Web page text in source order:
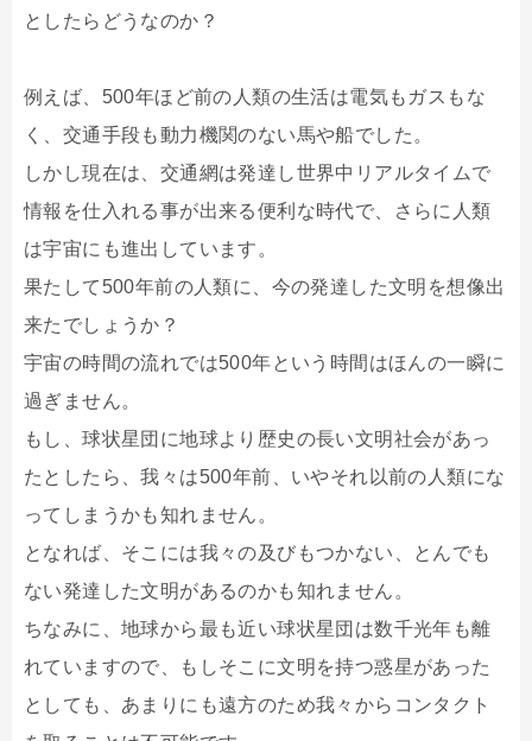
としたらどうなのか？
例えば、500年ほど前の人類の生活は電気もガスもな
く、交通手段も動力機関のない馬や船でした。
しかし現在は、交通網は発達し世界中リアルタイムで
情報を仕入れる事が出来る便利な時代で、さらに人類
は宇宙にも進出しています。
果たして500年前の人類に、今の発達した文明を想像出
来たでしょうか？
宇宙の時間の流れでは500年という時間はほんの一瞬に
過ぎません。
もし、球状星団に地球より歴史の長い文明社会があっ
たとしたら、我々は500年前、いやそれ以前の人類にな
ってしまうかも知れません。
となれば、そこには我々の及びもつかない、とんでも
ない発達した文明があるのかも知れません。
ちなみに、地球から最も近い球状星団は数千光年も離
れていますので、もしそこに文明を持つ惑星があった
としても、あまりにも遠方のため我々からコンタクト